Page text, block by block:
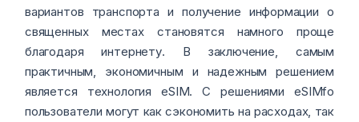
вариантов транспорта и получение информации о
священных местах становятся намного проще
благодаря интернету. В заключение, самым
практичным, экономичным и надежным решением
является технология eSIM. С решениями eSIMfo
пользователи могут как сэкономить на расходах, так